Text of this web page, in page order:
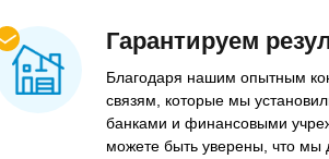
Гарантируем
Благодаря нашим опытным
связям, которые мы
банками и финансовыми
можете быть уверены, что мы